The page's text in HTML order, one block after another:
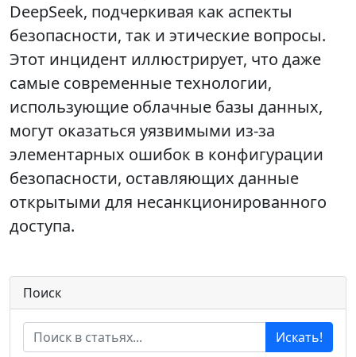
DeepSeek, подчеркивая как аспекты
безопасности, так и этические вопросы.
Этот инцидент иллюстрирует, что даже
самые современные технологии,
использующие облачные базы данных,
могут оказаться уязвимыми из-за
элементарных ошибок в конфигурации
безопасности, оставляющих данные
открытыми для несанкционированного
доступа.
Поиск
Искать!